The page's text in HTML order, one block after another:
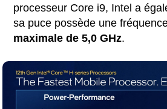
processeur Core i9, Intel a
sa puce possède une
maximale de 5,0 GHz.